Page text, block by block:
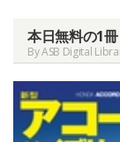
本日無料の1冊
By ASB Digital